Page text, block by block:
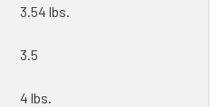
3.54 lbs.
3.5
4 lbs.